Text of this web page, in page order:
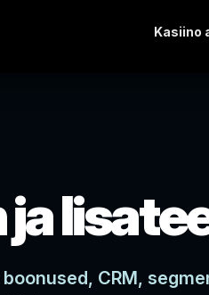
Kasiino
CRM,